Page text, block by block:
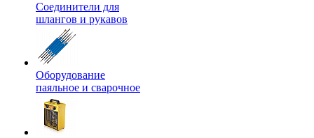
Соединители для
шлангов и рукавов
Оборудование
паяльное и сварочное